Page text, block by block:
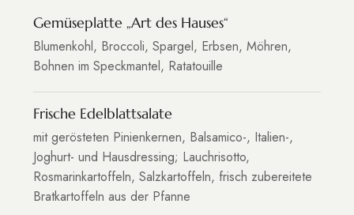
Gemüseplatte „Art des Hauses“
Blumenkohl, Broccoli, Spargel, Erbsen, Möhren,
Bohnen im Speckmantel, Ratatouille
Frische Edelblattsalate
mit gerösteten Pinienkernen, Balsamico-, Italien-,
Joghurt- und Hausdressing; Lauchrisotto,
Rosmarinkartoffeln, Salzkartoffeln, frisch zubereitete
Bratkartoffeln aus der Pfanne